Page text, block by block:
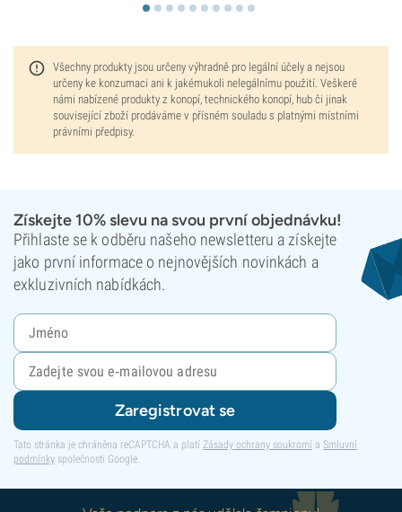
Všechny produkty jsou určeny výhradně pro legální účely a nejsou
určeny ke konzumaci ani k jakémukoli nelegálnímu použití. Veškeré
námi nabízené produkty z konopí, technického konopí, hub či jinak
související zboží prodáváme v přísném souladu s platnými místními
právními předpisy.
Získejte 10% slevu na svou první objednávku!
Přihlaste se k odběru našeho newsletteru a získejte
jako první informace o nejnovějších novinkách a
exkluzivních nabídkách.
Zaregistrovat se
Tato stránka je chráněna reCAPTCHA a platí Zásady ochrany soukromí a Smluvní
podmínky společnosti Google.